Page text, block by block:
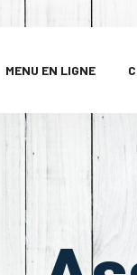
MENU EN LIGNE